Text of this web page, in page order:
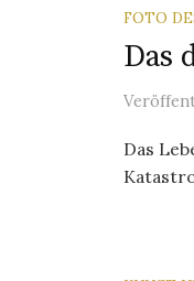
FOTO
Das
Das